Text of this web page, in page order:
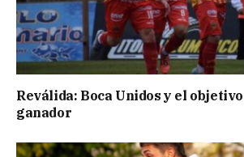
Reválida: Boca Unidos y el
ganador